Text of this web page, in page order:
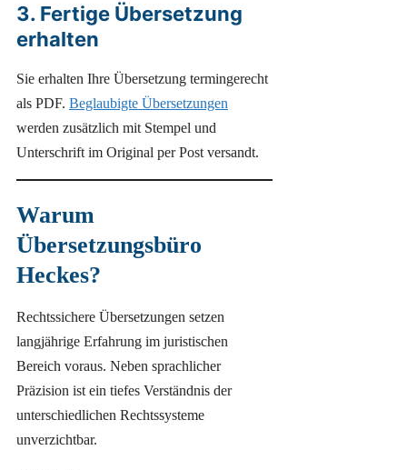
3. Fertige Übersetzung
erhalten
Sie erhalten Ihre Übersetzung termingerecht
als PDF. Beglaubigte Übersetzungen
werden zusätzlich mit Stempel und
Unterschrift im Original per Post versandt.
Warum
Übersetzungsbüro
Heckes?
Rechtssichere Übersetzungen setzen
langjährige Erfahrung im juristischen
Bereich voraus. Neben sprachlicher
Präzision ist ein tiefes Verständnis der
unterschiedlichen Rechtssysteme
unverzichtbar.